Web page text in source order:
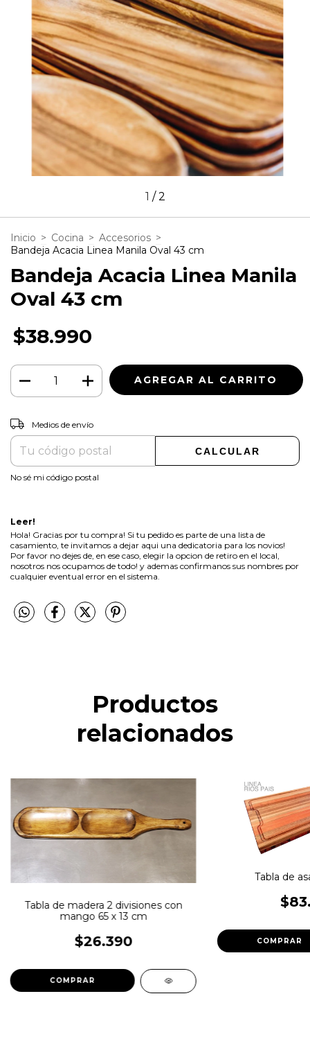
1 /2
Inicio > Cocina > Accesorios >
Bandeja Acacia Linea Manila Oval 43 cm
Bandeja Acacia Linea Manila
Oval 43 cm
$38.990
Entregas para el CP:
Medios de envío
CALCULAR
No sé mi código postal
Leer!
Hola! Gracias por tu compra! Si tu pedido es parte de una lista de
casamiento, te invitamos a dejar aqui una dedicatoria para los novios!
Por favor no dejes de, en ese caso, elegir la opcion de retiro en el local,
nosotros nos ocupamos de todo! y ademas confirmanos sus nombres por
cualquier eventual error en el sistema.
Productos
relacionados
Tabla de madera 2 divisiones con
mango 65 x 13 cm
$26.390
Tabla de